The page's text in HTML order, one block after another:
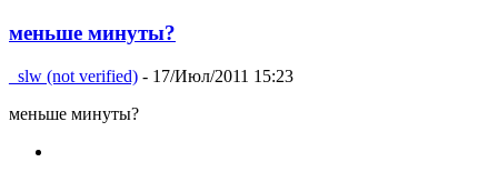
меньше минуты?
_slw (not verified) - 17/Июл/2011 15:23
меньше минуты?